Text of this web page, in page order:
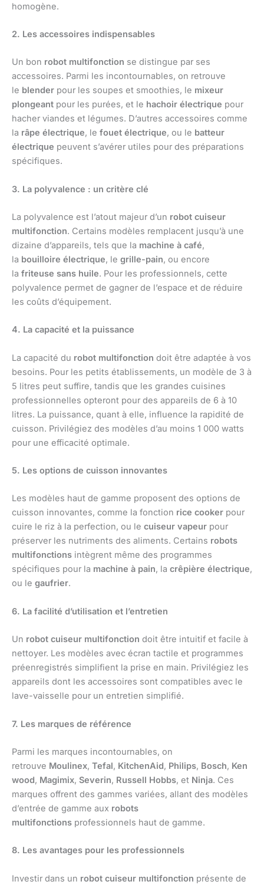
homogène.
2. Les accessoires indispensables
Un bon robot multifonction se distingue par ses
accessoires. Parmi les incontournables, on retrouve
le blender pour les soupes et smoothies, le mixeur
plongeant pour les purées, et le hachoir électrique pour
hacher viandes et légumes. D’autres accessoires comme
la râpe électrique, le fouet électrique, ou le batteur
électrique peuvent s’avérer utiles pour des préparations
spécifiques.
3. La polyvalence : un critère clé
La polyvalence est l’atout majeur d’un robot cuiseur
multifonction. Certains modèles remplacent jusqu’à une
dizaine d’appareils, tels que la machine à café,
la bouilloire électrique, le grille-pain, ou encore
la friteuse sans huile. Pour les professionnels, cette
polyvalence permet de gagner de l’espace et de réduire
les coûts d’équipement.
4. La capacité et la puissance
La capacité du robot multifonction doit être adaptée à vos
besoins. Pour les petits établissements, un modèle de 3 à
5 litres peut suffire, tandis que les grandes cuisines
professionnelles opteront pour des appareils de 6 à 10
litres. La puissance, quant à elle, influence la rapidité de
cuisson. Privilégiez des modèles d’au moins 1 000 watts
pour une efficacité optimale.
5. Les options de cuisson innovantes
Les modèles haut de gamme proposent des options de
cuisson innovantes, comme la fonction rice cooker pour
cuire le riz à la perfection, ou le cuiseur vapeur pour
préserver les nutriments des aliments. Certains robots
multifonctions intègrent même des programmes
spécifiques pour la machine à pain, la crêpière électrique,
ou le gaufrier.
6. La facilité d’utilisation et l’entretien
Un robot cuiseur multifonction doit être intuitif et facile à
nettoyer. Les modèles avec écran tactile et programmes
préenregistrés simplifient la prise en main. Privilégiez les
appareils dont les accessoires sont compatibles avec le
lave-vaisselle pour un entretien simplifié.
7. Les marques de référence
Parmi les marques incontournables, on
retrouve Moulinex, Tefal, KitchenAid, Philips, Bosch, Ken
wood, Magimix, Severin, Russell Hobbs, et Ninja. Ces
marques offrent des gammes variées, allant des modèles
d’entrée de gamme aux robots
multifonctions professionnels haut de gamme.
8. Les avantages pour les professionnels
Investir dans un robot cuiseur multifonction présente de